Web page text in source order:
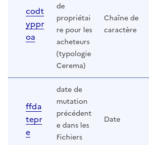
codt
yppr
oa
de
propriétai
re pour les
acheteurs
(typologie
Cerema)
Chaîne de
caractère
ffda
tepr
e
date de
mutation
précédent
e dans les
Fichiers
Date